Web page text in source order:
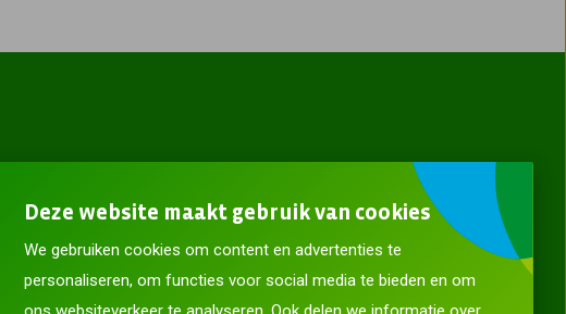
Deze website maakt gebruik van cookies
We gebruiken cookies om content en advertenties te
personaliseren, om functies voor social media te bieden en om